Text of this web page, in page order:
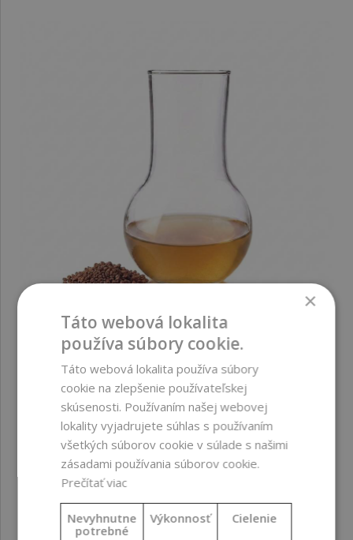
CO2-to extrakt z malinových semienok BIO, 10 ml
4,69 €
×
Táto webová lokalita
používa súbory cookie.
Táto webová lokalita používa súbory
cookie na zlepšenie používateľskej
skúsenosti. Používaním našej webovej
lokality vyjadrujete súhlas s používaním
všetkých súborov cookie v súlade s našimi
zásadami používania súborov cookie.
Prečítať viac
Nevyhnutne
potrebné
Výkonnosť Cielenie